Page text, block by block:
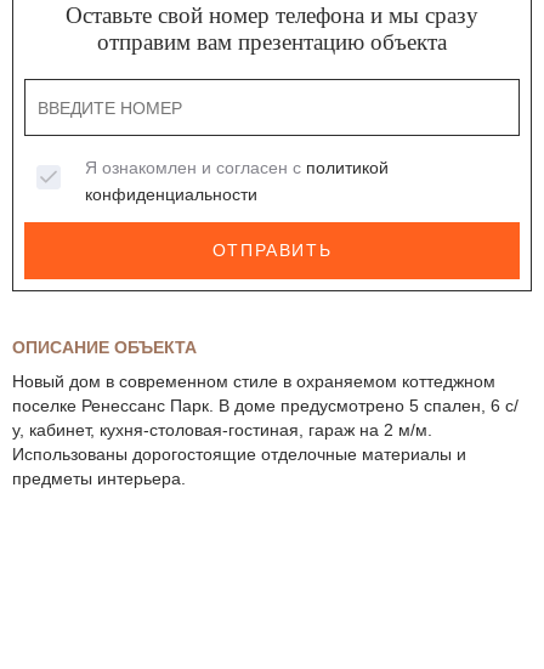
ОПИСАНИЕ ОБЪЕКТА
Новый дом в современном стиле в охраняемом коттеджном
поселке Ренессанс Парк. В доме предусмотрено 5 спален, 6 с/
у, кабинет, кухня-столовая-гостиная, гараж на 2 м/м.
Использованы дорогостоящие отделочные материалы и
предметы интерьера.
Оставьте свой номер телефона и мы сразу
отправим вам презентацию объекта
Я ознакомлен и согласен с политикой
конфиденциальности
ОТПРАВИТЬ